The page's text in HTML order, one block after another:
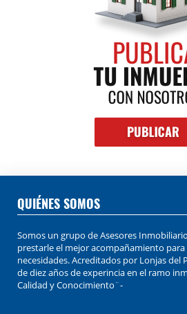
QUIÉNES SOMOS
Somos un grupo de Asesores
prestarle el mejor acompañamiento
necesidades. Acreditados por Lonjas del
de diez años de experincia en el ramo
Calidad y Conocimiento¨-